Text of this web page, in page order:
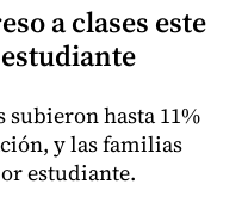
a clases este
subieron hasta 11%
y las familias
estudiante.